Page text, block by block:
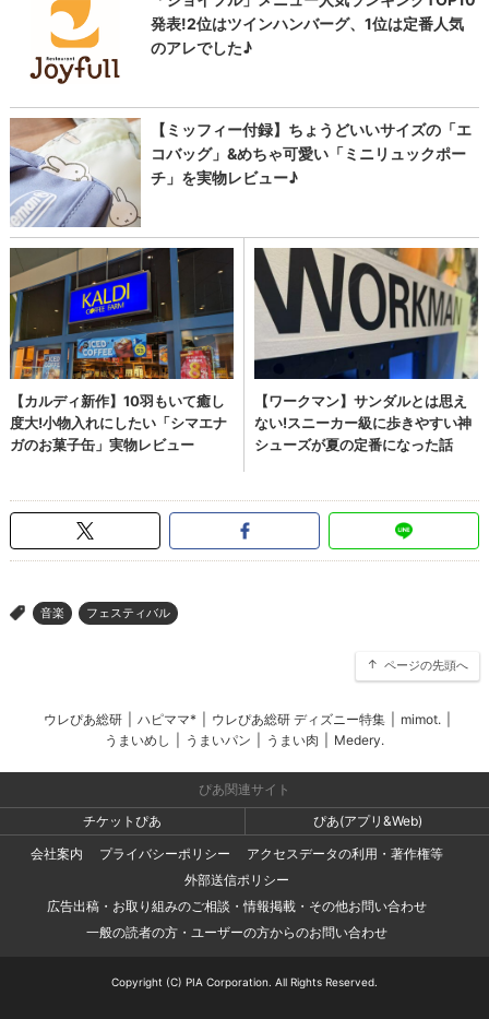
> 音楽 フェスティバル
ページの先頭へ
ウレぴあ総研 ハピママ* ウレぴあ総研 ディズニー特集 mimot.
うまいめし
うまいパン うまい肉 Medery.
ぴあ関連サイト
チケットぴあ
ぴあ(アプリ&Web)
会社案内
プライバシーポリシー
アクセスデータの利用・著作権等
外部送信ポリシー
広告出稿・お取り組みのご相談・情報掲載・その他お問い合わせ
一般の読者の方・ユーザーの方からのお問い合わせ
Copyright (C) PIA Corporation. All Rights Reserved.